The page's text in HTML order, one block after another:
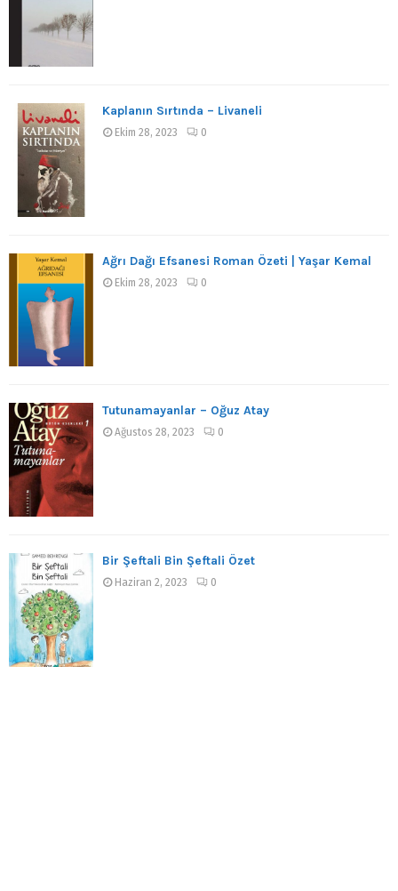
Kaplanın Sırtında – Livaneli
Ekim 28, 2023 0
Ağrı Dağı Efsanesi Roman Özeti | Yaşar Kemal
Ekim 28, 2023 0
Tutunamayanlar – Oğuz Atay
Ağustos 28, 2023 0
Bir Şeftali Bin Şeftali Özet
Haziran 2, 2023 0